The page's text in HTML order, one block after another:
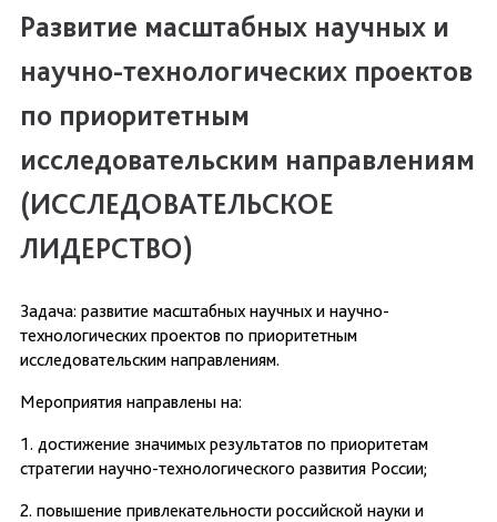
Развитие масштабных научных и
научно-технологических проектов
по приоритетным
исследовательским направлениям
(ИССЛЕДОВАТЕЛЬСКОЕ
ЛИДЕРСТВО)
Задача: развитие масштабных научных и научно-
технологических проектов по приоритетным
исследовательским направлениям.
Мероприятия направлены на:
1. достижение значимых результатов по приоритетам
стратегии научно-технологического развития России;
2. повышение привлекательности российской науки и